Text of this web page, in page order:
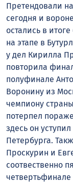
Претендовали
сегодня и
остались в
на этапе в
у дел Кирилла
повторила
полуфинале
Воронину из
чемпиону
потерпел
здесь он
Петербурга.
Проскурин и
соотвественно